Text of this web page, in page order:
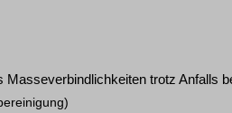
trotz Anfalls